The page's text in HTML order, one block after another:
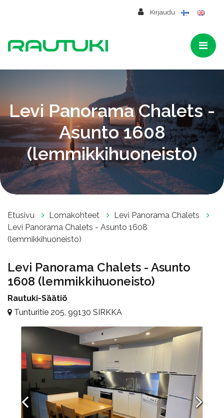
Kirjaudu
Levi Panorama Chalets -
Asunto 1608
(lemmikkihuoneisto)
Etusivu Lomakohteet
Levi Panorama Chalets
Levi Panorama Chalets - Asunto 1608
(lemmikkihuoneisto)
Levi Panorama Chalets - Asunto
1608 (lemmikkihuoneisto)
Rautuki-Säätiö
Tunturitie 205, 99130 SIRKKA